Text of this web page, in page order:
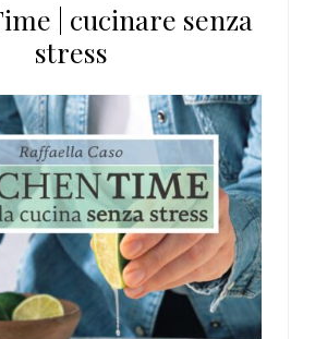
| cucinare senza
stress